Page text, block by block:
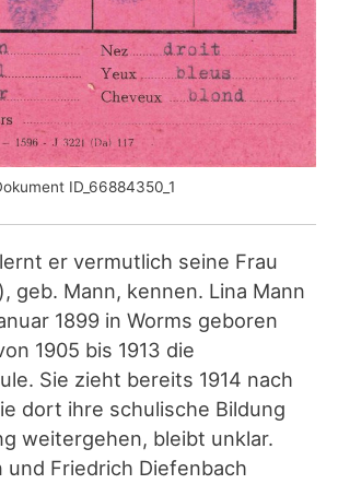
ID_66884350_1
er vermutlich seine Frau
geb. Mann, kennen. Lina Mann
1899 in Worms geboren
1905 bis 1913 die
Sie zieht bereits 1914 nach
dort ihre schulische Bildung
weitergehen, bleibt unklar.
und Friedrich Diefenbach